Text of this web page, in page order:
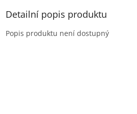
Detailní popis produktu
Popis produktu není dostupný